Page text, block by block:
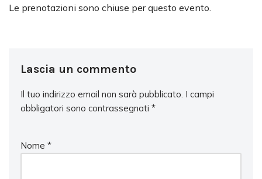
Le prenotazioni sono chiuse per questo evento.
Lascia un commento
Il tuo indirizzo email non sarà pubblicato. I campi
obbligatori sono contrassegnati *
Nome *